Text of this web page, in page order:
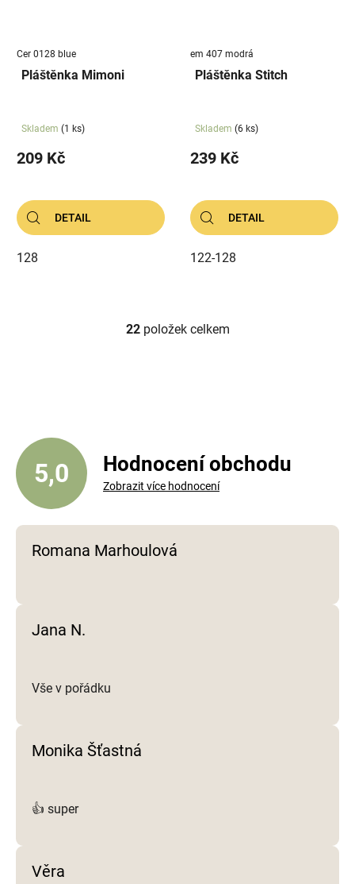
Cer 0128 blue
Pláštěnka Mimoni
Skladem (1 ks)
209 Kč
DETAIL
128
em 407 modrá
Pláštěnka Stitch
Skladem (6 ks)
239 Kč
DETAIL
122-128
O
í
p
r
k
y
22položek celkem
5,0 Hodnocení obchodu
Zobrazit více hodnocení
Romana Marhoulová
Jana N.
Vše v pořádku
Monika Šťastná
👍 super
Věra